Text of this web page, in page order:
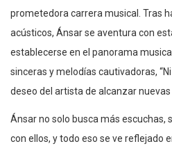
prometedora carrera musical. Tras
acústicos, Ánsar se aventura con
establecerse en el panorama
sinceras y melodías cautivadoras,
deseo del artista de alcanzar nuevas
Ánsar no solo busca más escuchas,
con ellos, y todo eso se ve reflejado